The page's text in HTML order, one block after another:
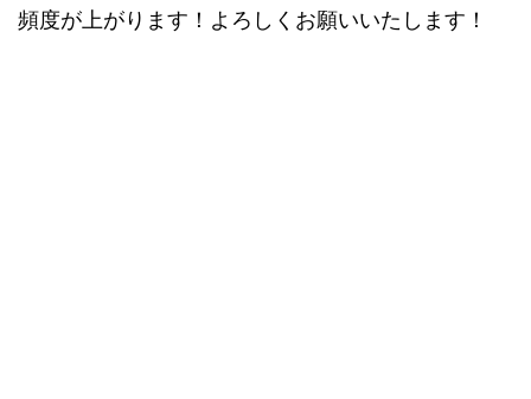
頻度が上がります！よろしくお願いいたします！